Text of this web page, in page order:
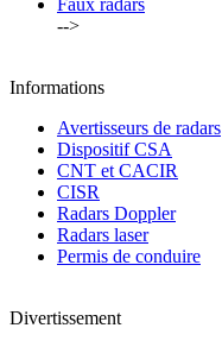
Faux radars
-->
Informations
Avertisseurs de radars
Dispositif CSA
CNT et CACIR
CISR
Radars Doppler
Radars laser
Permis de conduire
Divertissement